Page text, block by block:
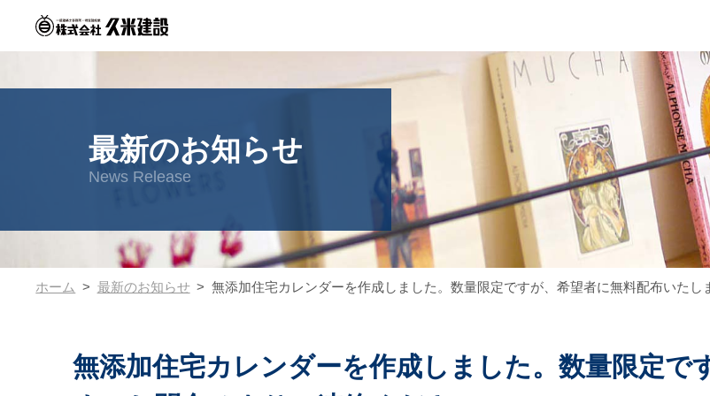
最新のお知らせ
News Release
ホーム 最新のお知らせ 無添加住宅カレンダーを作成しました。数量限定ですが、希望者に無料配布いたし
無添加住宅カレンダーを作成しました。数量限定で